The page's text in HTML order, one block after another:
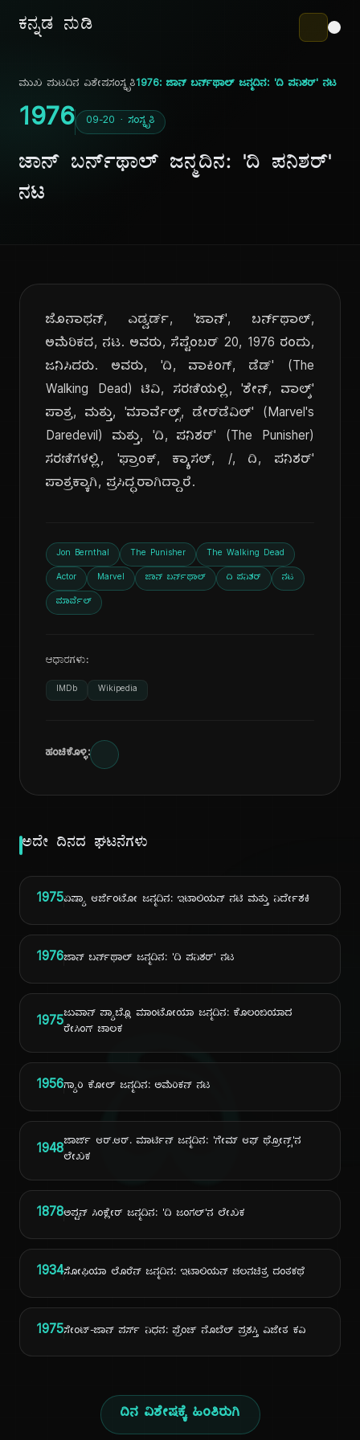
ಕನ್ನಡ ನುಡಿ
ದಿ
ಮುಖ ಪುಟದಿನ ವಿಶೇಷಸಂಸ್ಕೃತಿ1976: ಜಾನ್ ಬರ್ನ್‌ಥಾಲ್ ಜನ್ಮದಿನ: 'ದಿ ಪನಿಶರ್' ನಟ
1976 09-20 · ಸಂಸ್ಕೃತಿ
ಜಾನ್ ಬರ್ನ್‌ಥಾಲ್ ಜನ್ಮದಿನ: 'ದಿ ಪನಿಶರ್'
ನಟ
ಜೊನಾಥನ್, ಎಡ್ವರ್ಡ್, 'ಜಾನ್', ಬರ್ನ್‌ಥಾಲ್,
ಅಮೆರಿಕದ, ನಟ. ಅವರು, ಸೆಪ್ಟೆಂಬರ್ 20, 1976 ರಂದು,
ಜನಿಸಿದರು. ಅವರು, 'ದಿ, ವಾಕಿಂಗ್, ಡೆಡ್' (The
Walking Dead) ಟಿವಿ, ಸರಣಿಯಲ್ಲಿ, 'ಶೇನ್, ವಾಲ್ಶ್'
ಪಾತ್ರ, ಮತ್ತು, 'ಮಾರ್ವೆಲ್ಸ್, ಡೇರ್‌ಡೆವಿಲ್' (Marvel's
Daredevil) ಮತ್ತು, 'ದಿ, ಪನಿಶರ್' (The Punisher)
ಸರಣಿಗಳಲ್ಲಿ, 'ಫ್ರಾಂಕ್, ಕ್ಯಾಸಲ್, /, ದಿ, ಪನಿಶರ್'
ಪಾತ್ರಕ್ಕಾಗಿ, ಪ್ರಸಿದ್ಧರಾಗಿದ್ದಾರೆ.
Jon Bernthal The Punisher The Walking Dead
Actor Marvel ಜಾನ್ ಬರ್ನ್‌ಥಾಲ್ ದಿ ಪನಿಶರ್ ನಟ
ಮಾರ್ವೆಲ್
ಆಧಾರಗಳು:
IMDb Wikipedia
ಹಂಚಿಕೊಳ್ಳಿ:
ಅದೇ ದಿನದ ಘಟನೆಗಳು
1975ಏಷ್ಯಾ ಆರ್ಜೆಂಟೋ ಜನ್ಮದಿನ: ಇಟಾಲಿಯನ್ ನಟಿ ಮತ್ತು ನಿರ್ದೇಶಕಿ
1976ಜಾನ್ ಬರ್ನ್‌ಥಾಲ್ ಜನ್ಮದಿನ: 'ದಿ ಪನಿಶರ್' ನಟ
1975ಜುವಾನ್ ಪ್ಯಾಬ್ಲೊ ಮಾಂಟೋಯಾ ಜನ್ಮದಿನ: ಕೊಲಂಬಿಯಾದ
ರೇಸಿಂಗ್ ಚಾಲಕ
1956ಗ್ಯಾರಿ ಕೋಲ್ ಜನ್ಮದಿನ: ಅಮೆರಿಕನ್ ನಟ
1948ಜಾರ್ಜ್ ಆರ್.ಆರ್. ಮಾರ್ಟಿನ್ ಜನ್ಮದಿನ: 'ಗೇಮ್ ಆಫ್ ಥ್ರೋನ್ಸ್'ನ
ಲೇಖಕ
1878ಅಪ್ಟನ್ ಸಿಂಕ್ಲೇರ್ ಜನ್ಮದಿನ: 'ದಿ ಜಂಗಲ್'ನ ಲೇಖಕ
1934ಸೋಫಿಯಾ ಲೊರೆನ್ ಜನ್ಮದಿನ: ಇಟಾಲಿಯನ್ ಚಲನಚಿತ್ರ ದಂತಕಥೆ
1975ಸೇಂಟ್-ಜಾನ್ ಪರ್ಸ್ ನಿಧನ: ಫ್ರೆಂಚ್ ನೊಬೆಲ್ ಪ್ರಶಸ್ತಿ ವಿಜೇತ ಕವಿ
ದಿನ ವಿಶೇಷಕ್ಕೆ ಹಿಂತಿರುಗಿ